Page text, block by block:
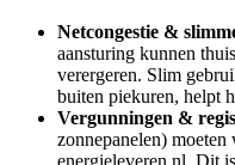
Netcongestie &
aansturing kunnen
verergeren. Slim
buiten piekuren, helpt
Vergunningen &
zonnepanelen)